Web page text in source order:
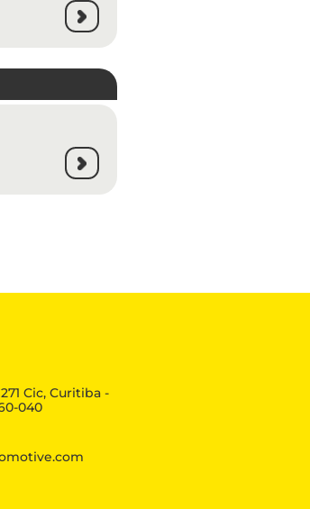
LANÇAMENTO
Cic, Curitiba -
040